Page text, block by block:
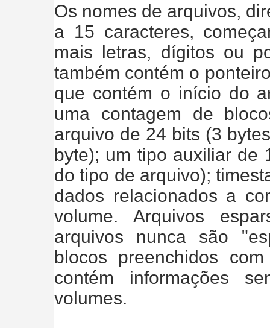
Os nomes de arquivos,
a 15 caracteres,
mais letras, dígitos ou
também contém o
que contém o início do
uma contagem de
arquivo de 24 bits (3
byte); um tipo auxiliar de
do tipo de arquivo);
dados relacionados a
volume. Arquivos
arquivos nunca são
blocos preenchidos
contém informações
volumes.